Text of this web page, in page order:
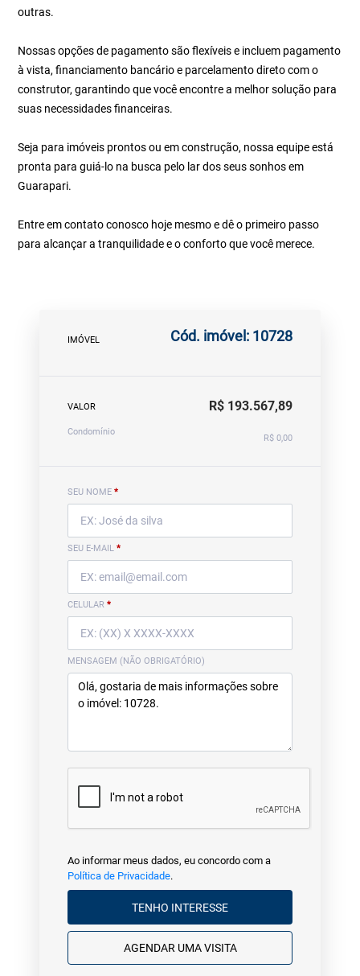
outras.
Nossas opções de pagamento são flexíveis e incluem pagamento
à vista, financiamento bancário e parcelamento direto com o
construtor, garantindo que você encontre a melhor solução para
suas necessidades financeiras.
Seja para imóveis prontos ou em construção, nossa equipe está
pronta para guiá-lo na busca pelo lar dos seus sonhos em
Guarapari.
Entre em contato conosco hoje mesmo e dê o primeiro passo
para alcançar a tranquilidade e o conforto que você merece.
IMÓVEL Cód. imóvel: 10728
VALOR R$ 193.567,89
Condomínio
R$ 0,00
SEU NOME *
SEU E-MAIL *
CELULAR *
MENSAGEM (NÃO OBRIGATÓRIO)
Ao informar meus dados, eu concordo com a
Política de Privacidade.
TENHO INTERESSE
AGENDAR UMA VISITA